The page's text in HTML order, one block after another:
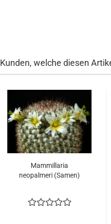
Kunden, welche diesen
Mammillaria
neopalmeri (Samen)